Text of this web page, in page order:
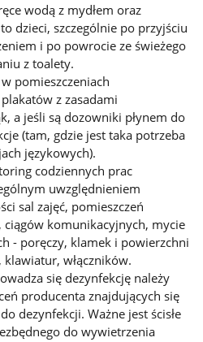
wodą z mydłem oraz
dzieci, szczególnie po przyjściu
i po powrocie ze świeżego
z toalety.
pomieszczeniach
z zasadami
a jeśli są dozowniki płynem do
(tam, gdzie jest taka potrzeba
językowych).
codziennych prac
uwzględnieniem
sal zajęć, pomieszczeń
ciągów komunikacyjnych, mycie
- poręczy, klamek i powierzchni
włączników.
się dezynfekcję należy
producenta znajdujących się
dezynfekcji. Ważne jest ścisłe
do wywietrzenia